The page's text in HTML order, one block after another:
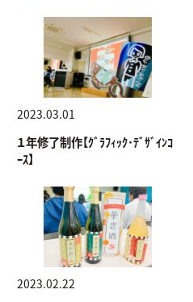
2023.03.01
１年修了制作【ｸﾞﾗﾌｨｯｸ･ﾃﾞｻﾞｲﾝｺ
ｰｽ】
2023.02.22